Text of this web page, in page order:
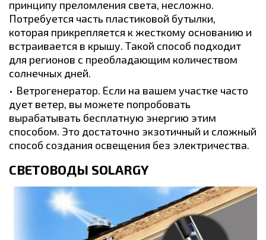
принципу преломления света, несложно.
Потребуется часть пластиковой бутылки,
которая прикрепляется к жесткому основанию и
встраивается в крышу. Такой способ подходит
для регионов с преобладающим количеством
солнечных дней.
Ветрогенератор. Если на вашем участке часто
дует ветер, вы можете попробовать
вырабатывать бесплатную энергию этим
способом. Это достаточно экзотичный и сложный
способ создания освещения без электричества.
СВЕТОВОДЫ SOLARGY